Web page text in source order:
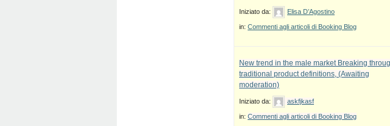
Iniziato da: Elisa D’Agostino
in: Commenti agli articoli di Booking Blog
New trend in the male market Breaking
traditional product definitions, (Awaiting
moderation)
Iniziato da: askfjkasf
in: Commenti agli articoli di Booking Blog